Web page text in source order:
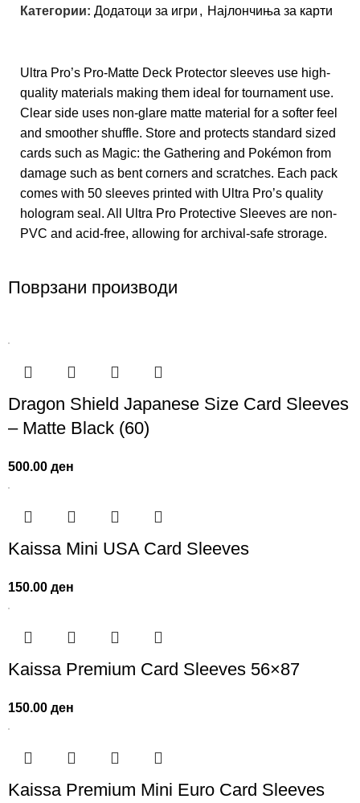
Категории: Додатоци за игри , Најлончиња за карти
Ultra Pro’s Pro-Matte Deck Protector sleeves use high-
quality materials making them ideal for tournament use.
Clear side uses non-glare matte material for a softer feel
and smoother shuffle. Store and protects standard sized
cards such as Magic: the Gathering and Pokémon from
damage such as bent corners and scratches. Each pack
comes with 50 sleeves printed with Ultra Pro’s quality
hologram seal. All Ultra Pro Protective Sleeves are non-
PVC and acid-free, allowing for archival-safe strorage.
Поврзани производи
Dragon Shield Japanese Size Card Sleeves
– Matte Black (60)
500.00ден
Kaissa Mini USA Card Sleeves
150.00ден
Kaissa Premium Card Sleeves 56×87
150.00ден
Kaissa Premium Mini Eurо Card Sleeves